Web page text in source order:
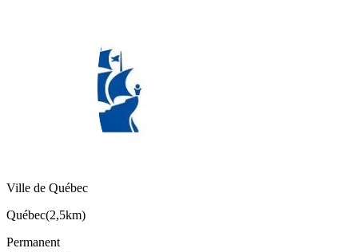
Ville de Québec
Québec(2,5km)
Permanent